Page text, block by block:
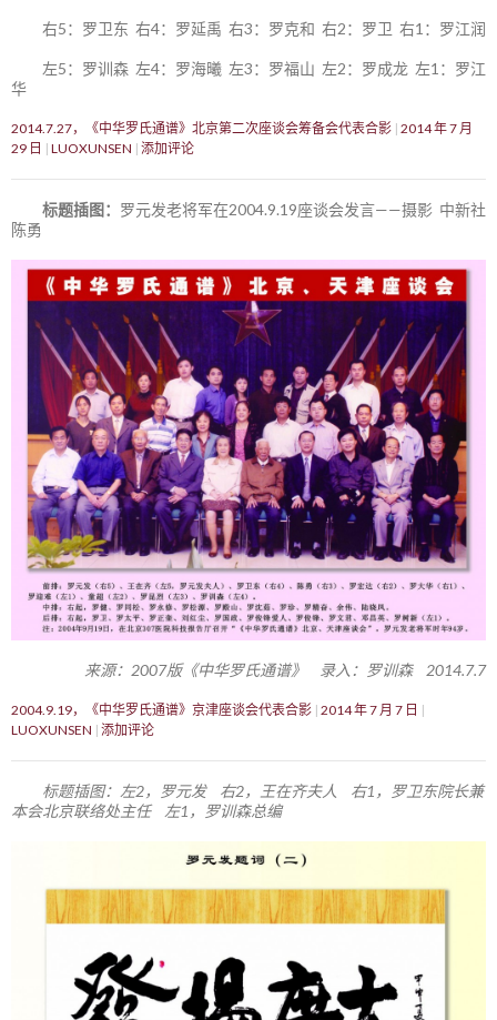
右5：罗卫东 右4：罗延禹 右3：罗克和 右2：罗卫 右1：罗江润
左5：罗训森 左4：罗海曦 左3：罗福山 左2：罗成龙 左1：罗江
华
2014.7.27，《中华罗氏通谱》北京第二次座谈会筹备会代表合影 2014 年 7 月
29 日
LUOXUNSEN 添加评论
标题插图： 罗元发老将军在2004.9.19座谈会发言——摄影 中新社
陈勇
来源：2007版《中华罗氏通谱》 录入：罗训森 2014.7.7
2004.9.19，《中华罗氏通谱》京津座谈会代表合影 2014 年 7 月 7 日
LUOXUNSEN 添加评论
标题插图：左2，罗元发 右2，王在齐夫人 右1，罗卫东院长兼
本会北京联络处主任 左1，罗训森总编